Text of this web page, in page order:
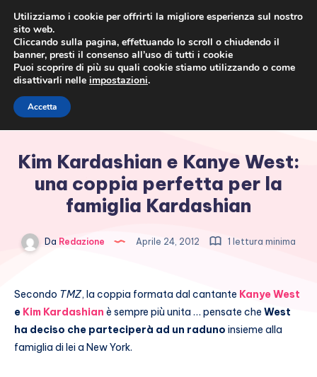
Kim Kardashian e Kanye West:
una coppia perfetta per la
famiglia Kardashian
Da Redazione Aprile 24, 2012 1 lettura minima
Secondo TMZ, la coppia formata dal cantante Kanye West
e Kim Kardashian è sempre più unita … pensate che West
ha deciso che parteciperà ad un raduno insieme alla
famiglia di lei a New York.
Utilizziamo i cookie per offrirti la migliore esperienza sul nostro
sito web.
Cliccando sulla pagina, effettuando lo scroll o chiudendo il
banner, presti il consenso all’uso di tutti i cookie
Puoi scoprire di più su quali cookie stiamo utilizzando o come
disattivarli nelle impostazioni.
Accetta